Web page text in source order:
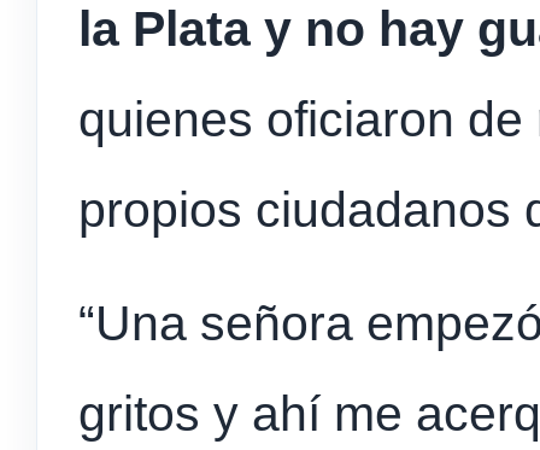
la Plata y no hay
quienes oficiaron
propios ciudadanos
“Una señora
gritos y ahí me